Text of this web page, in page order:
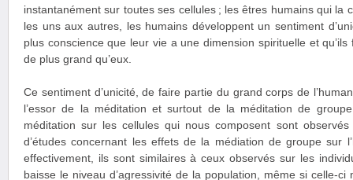
instantanément sur toutes ses cellules ; les êtres humains qui la
les uns aux autres, les humains développent un sentiment
plus conscience que leur vie a une dimension spirituelle et
de plus grand qu’eux.
Ce sentiment d’unicité, de faire partie du grand corps de
l’essor de la méditation et surtout de la méditation de
méditation sur les cellules qui nous composent sont
d’études concernant les effets de la médiation de groupe sur
effectivement, ils sont similaires à ceux observés sur les
baisse le niveau d’agressivité de la population, même si celle-